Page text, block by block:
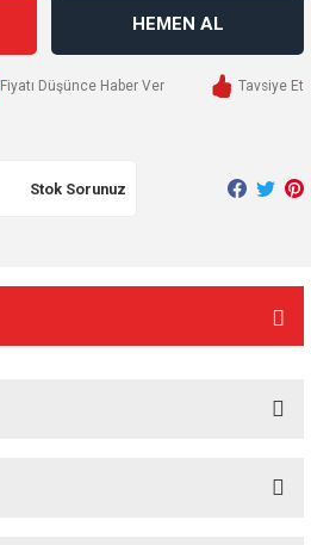
HEMEN AL
Fiyatı Düşünce Haber Ver Tavsiye Et
Stok Sorunuz